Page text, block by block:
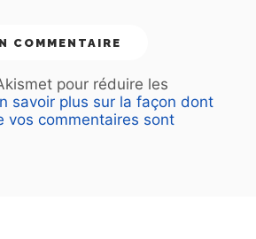
pour réduire les
savoir plus sur la façon dont
vos commentaires sont